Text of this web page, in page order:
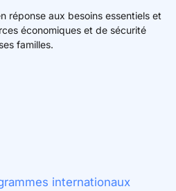
réponse aux besoins essentiels et
économiques et de sécurité
familles.
internationaux